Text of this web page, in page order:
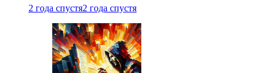
2 года спустя2 года спустя